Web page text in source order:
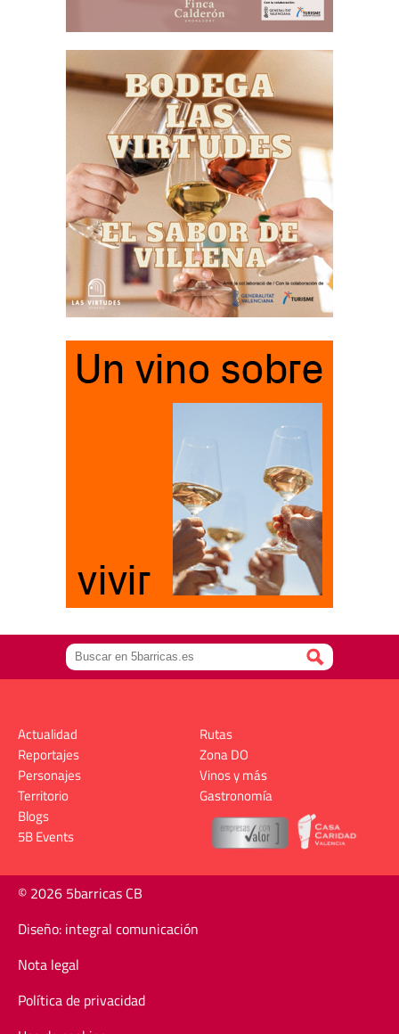
Actualidad
Reportajes
Personajes
Territorio
Rutas
Zona DO
Vinos y más
Gastronomía
Blogs
5B Events
© 2026 5barricas CB
Diseño: integral comunicación
Nota legal
Política de privacidad